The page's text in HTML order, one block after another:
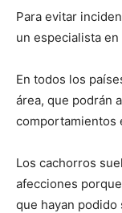
Para evitar
un especialista
En todos los
área, que podrán
comportamientos
Los cachorros
afecciones
que hayan podido